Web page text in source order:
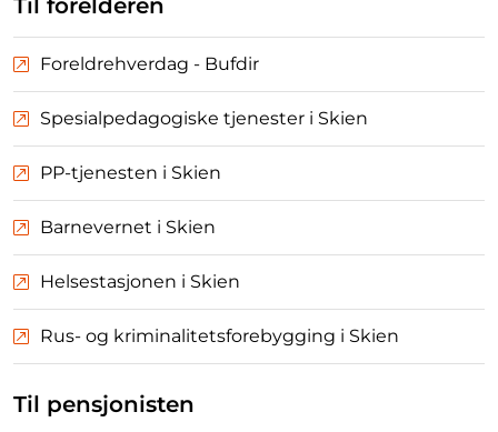
Til forelderen
Foreldrehverdag - Bufdir
Spesialpedagogiske tjenester i Skien
PP-tjenesten i Skien
Barnevernet i Skien
Helsestasjonen i Skien
Rus- og kriminalitetsforebygging i Skien
Til pensjonisten